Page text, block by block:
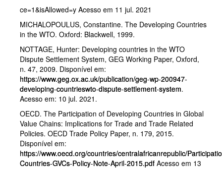
ce=1&isAllowed=y Acesso em 11 jul. 2021
MICHALOPOULUS, Constantine. The Developing Countries
in the WTO. Oxford: Blackwell, 1999.
NOTTAGE, Hunter: Developing countries in the WTO
Dispute Settlement System, GEG Working Paper, Oxford,
n. 47, 2009. Disponível em:
https://www.geg.ox.ac.uk/publication/geg-wp-200947-
developing-countrieswto-dispute-settlement-system.
Acesso em: 10 jul. 2021.
OECD. The Participation of Developing Countries in Global
Value Chains: Implications for Trade and Trade Related
Policies. OECD Trade Policy Paper, n. 179, 2015.
Disponível em:
https://www.oecd.org/countries/centralafricanrepublic/
Countries-GVCs-Policy-Note-April-2015.pdf Acesso em 13